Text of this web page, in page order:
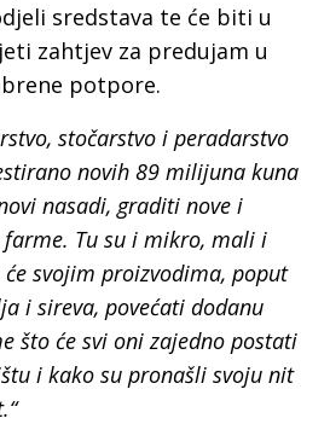
sredstava te će biti u
zahtjev za predujam u
potpore.
stočarstvo i peradarstvo
novih 89 milijuna kuna
nasadi, graditi nove i
Tu su i mikro, mali i
svojim proizvodima, poput
i sireva, povećati dodanu
što će svi oni zajedno postati
i kako su pronašli svoju nit